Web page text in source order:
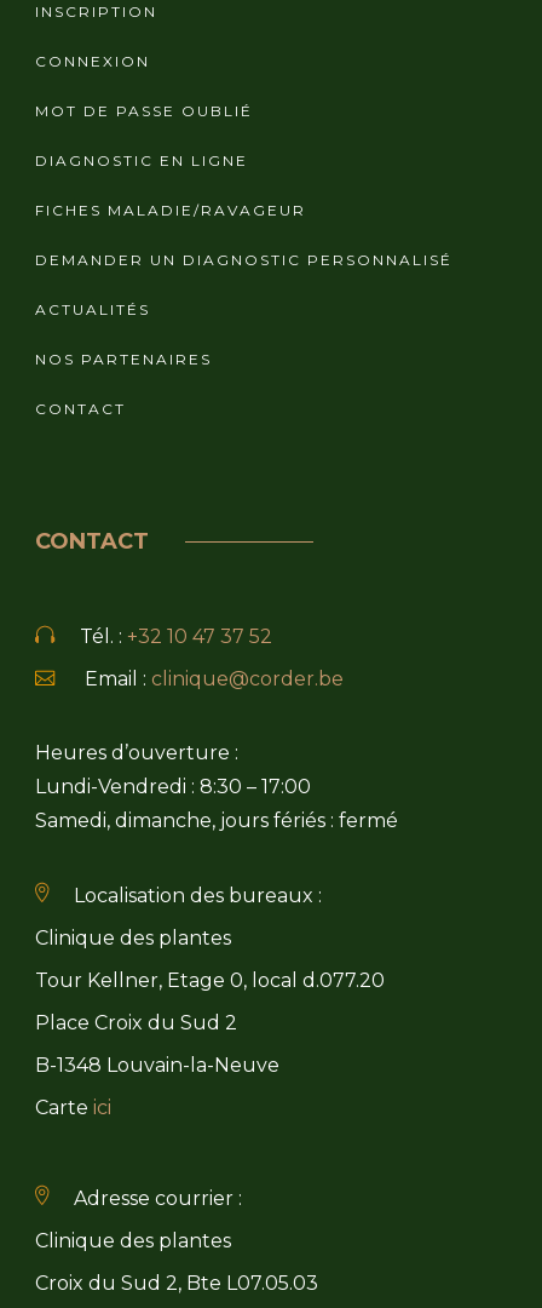
INSCRIPTION
CONNEXION
MOT DE PASSE OUBLIÉ
DIAGNOSTIC EN LIGNE
FICHES MALADIE/RAVAGEUR
DEMANDER UN DIAGNOSTIC PERSONNALISÉ
ACTUALITÉS
NOS PARTENAIRES
CONTACT
CONTACT
Tél. : +32 10 47 37 52
Email : clinique@corder.be
Heures d’ouverture :
Lundi-Vendredi : 8:30 – 17:00
Samedi, dimanche, jours fériés : fermé
Localisation des bureaux :
Clinique des plantes
Tour Kellner, Etage 0, local d.077.20
Place Croix du Sud 2
B-1348 Louvain-la-Neuve
Carte ici
Adresse courrier :
Clinique des plantes
Croix du Sud 2, Bte L07.05.03